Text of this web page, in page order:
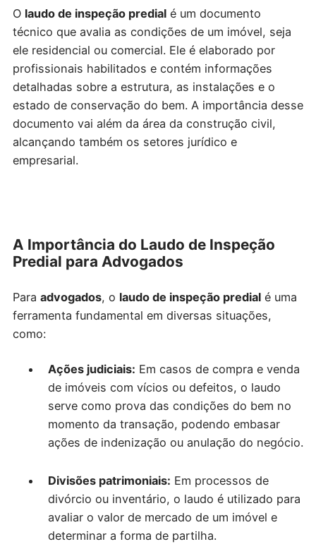
O laudo de inspeção predialé um documento
técnico que avalia as condições de um imóvel, seja
ele residencial ou comercial. Ele é elaborado por
profissionais habilitados e contém informações
detalhadas sobre a estrutura, as instalações e o
estado de conservação do bem. A importância desse
documento vai além da área da construção civil,
alcançando também os setores jurídico e
empresarial.
A Importância do Laudo de Inspeção
Predial para Advogados
Para advogados, o laudo de inspeção predialé uma
ferramenta fundamental em diversas situações,
como:
Ações judiciais: Em casos de compra e venda
de imóveis com vícios ou defeitos, o laudo
serve como prova das condições do bem no
momento da transação, podendo embasar
ações de indenização ou anulação do negócio.
Divisões patrimoniais: Em processos de
divórcio ou inventário, o laudo é utilizado para
avaliar o valor de mercado de um imóvel e
determinar a forma de partilha.